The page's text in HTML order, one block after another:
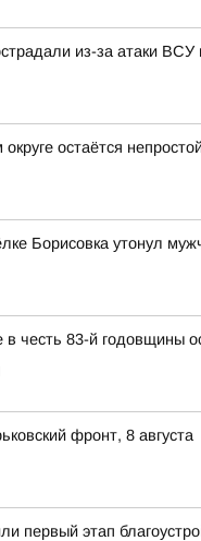
из-за атаки ВСУ
остаётся
Борисовка утонул
честь 83-й годовщины
фронт, 8 августа
первый этап